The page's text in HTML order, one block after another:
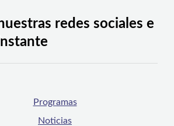
redes sociales e
Programas
Noticias